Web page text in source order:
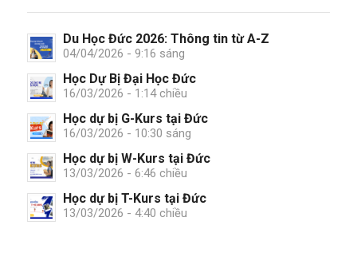
Du Học Đức 2026: Thông tin từ A-Z
04/04/2026 - 9:16 sáng
Học Dự Bị Đại Học Đức
16/03/2026 - 1:14 chiều
Học dự bị G-Kurs tại Đức
16/03/2026 - 10:30 sáng
Học dự bị W-Kurs tại Đức
13/03/2026 - 6:46 chiều
Học dự bị T-Kurs tại Đức
13/03/2026 - 4:40 chiều